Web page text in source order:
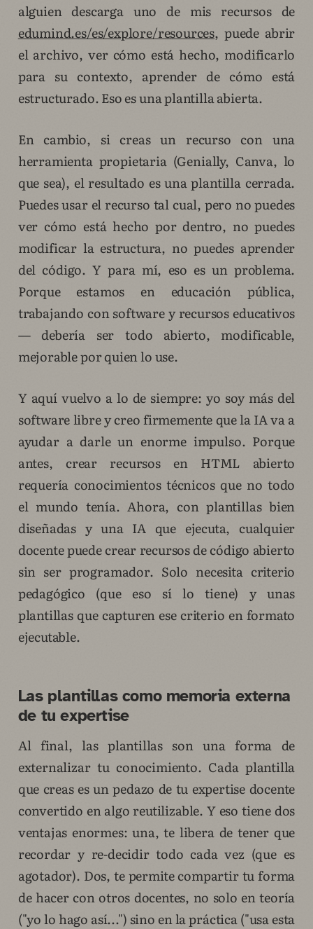
alguien descarga uno de mis recursos de
edumind.es/es/explore/resources, puede abrir
el archivo, ver cómo está hecho, modificarlo
para su contexto, aprender de cómo está
estructurado. Eso es una plantilla abierta.
En cambio, si creas un recurso con una
herramienta propietaria (Genially, Canva, lo
que sea), el resultado es una plantilla cerrada.
Puedes usar el recurso tal cual, pero no puedes
ver cómo está hecho por dentro, no puedes
modificar la estructura, no puedes aprender
del código. Y para mí, eso es un problema.
Porque estamos en educación pública,
trabajando con software y recursos educativos
— debería ser todo abierto, modificable,
mejorable por quien lo use.
Y aquí vuelvo a lo de siempre: yo soy más del
software libre y creo firmemente que la IA va a
ayudar a darle un enorme impulso. Porque
antes, crear recursos en HTML abierto
requería conocimientos técnicos que no todo
el mundo tenía. Ahora, con plantillas bien
diseñadas y una IA que ejecuta, cualquier
docente puede crear recursos de código abierto
sin ser programador. Solo necesita criterio
pedagógico (que eso sí lo tiene) y unas
plantillas que capturen ese criterio en formato
ejecutable.
Las plantillas como memoria externa
de tu expertise
Al final, las plantillas son una forma de
externalizar tu conocimiento. Cada plantilla
que creas es un pedazo de tu expertise docente
convertido en algo reutilizable. Y eso tiene dos
ventajas enormes: una, te libera de tener que
recordar y re-decidir todo cada vez (que es
agotador). Dos, te permite compartir tu forma
de hacer con otros docentes, no solo en teoría
("yo lo hago así...") sino en la práctica ("usa esta